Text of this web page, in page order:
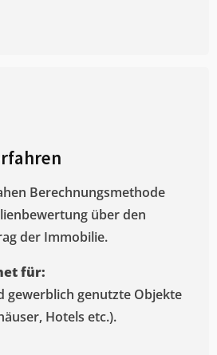
Berechnungsmethode
über den
der Immobilie.
für:
gewerblich genutzte Objekte
Hotels etc.).